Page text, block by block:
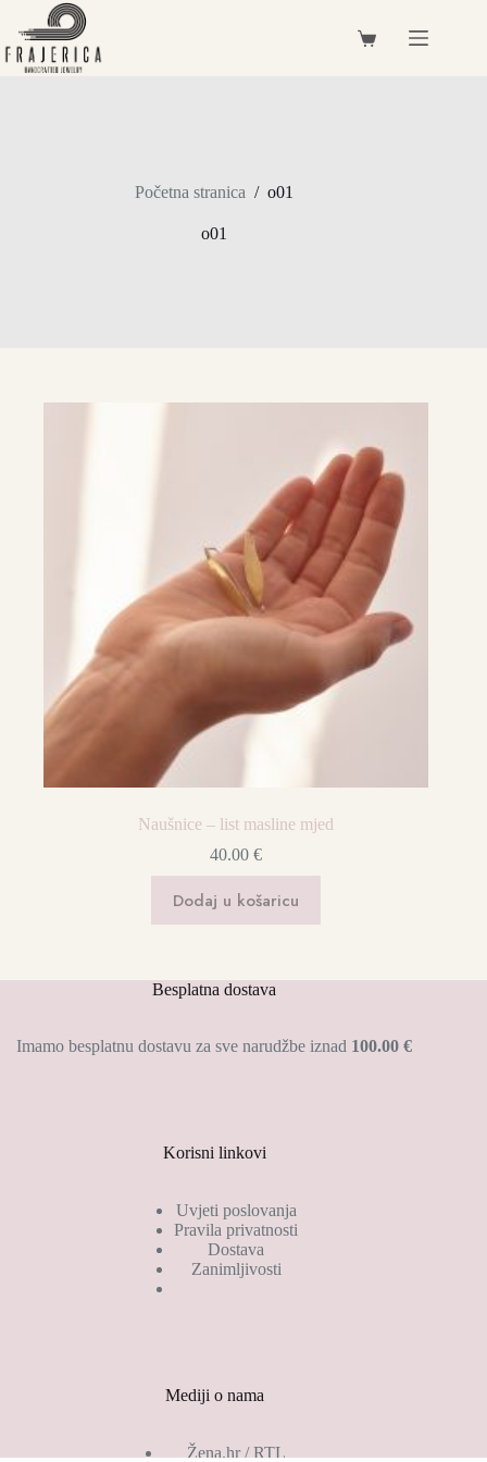
Preskoči
sadržaj
Košarica
Početna stranica / o01
o01
Naušnice – list masline mjed
40.00€
Dodaj u košaricu
Besplatna dostava
Imamo besplatnu dostavu za sve narudžbe iznad 100.00 €
Korisni linkovi
Uvjeti poslovanja
Pravila privatnosti
Dostava
Zanimljivosti
Mediji o nama
Žena.hr / RTL